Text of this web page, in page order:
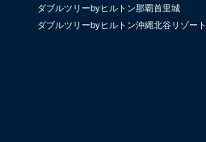
ダブルツリーbyヒルトン那覇首里城
ダブルツリーbyヒルトン沖縄北谷リゾート